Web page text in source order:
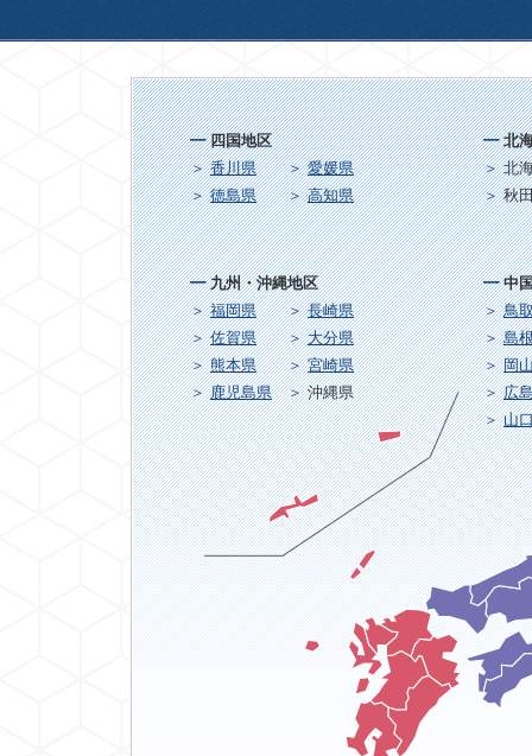
九州・沖縄地区
福岡県
長崎県
佐賀県
大分県
熊本県
宮崎県
鹿児島県
沖縄県
北
北
秋
中
鳥
島
岡
広
山
四国地区
香川県
愛媛県
徳島県
高知県